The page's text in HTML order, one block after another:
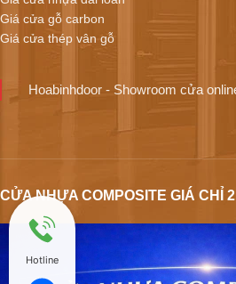
Giá cửa gỗ carbon
Giá cửa thép vân gỗ
Hoabinhdoor - Showroom cửa
CỬA NHỰA COMPOSITE GIÁ CHỈ
Hotline